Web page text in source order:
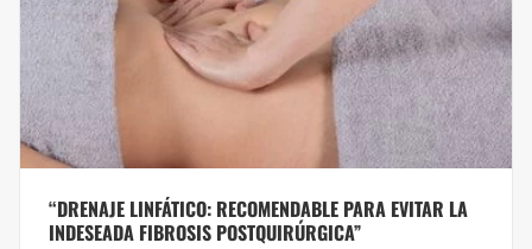
“DRENAJE LINFÁTICO: RECOMENDABLE PARA EVITAR LA
INDESEADA FIBROSIS POSTQUIRÚRGICA”